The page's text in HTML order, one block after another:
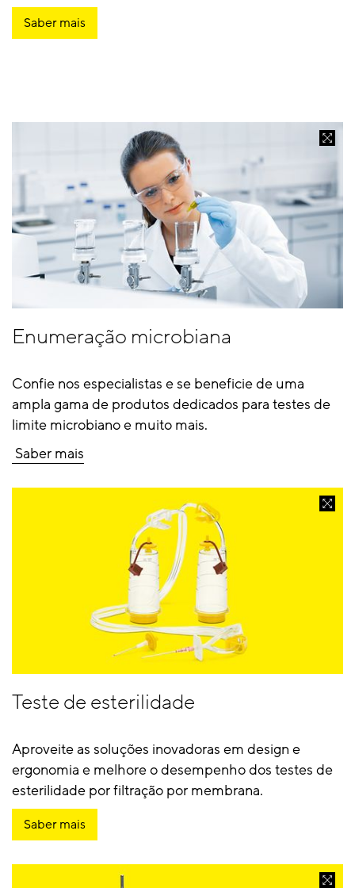
Saber mais
Enumeração microbiana
Confie nos especialistas e se beneficie de uma
ampla gama de produtos dedicados para testes de
limite microbiano e muito mais.
Saber mais
Teste de esterilidade
Aproveite as soluções inovadoras em design e
ergonomia e melhore o desempenho dos testes de
esterilidade por filtração por membrana.
Saber mais